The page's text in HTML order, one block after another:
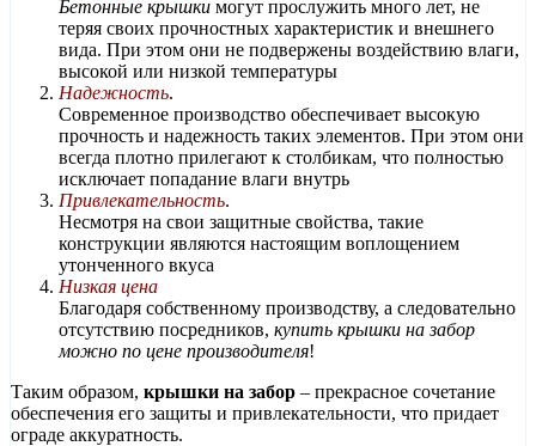
Бетонные крышки могут прослужить много лет, не
теряя своих прочностных характеристик и внешнего
вида. При этом они не подвержены воздействию влаги,
высокой или низкой температуры
Надежность.
Современное производство обеспечивает высокую
прочность и надежность таких элементов. При этом они
всегда плотно прилегают к столбикам, что полностью
исключает попадание влаги внутрь
Привлекательность.
Несмотря на свои защитные свойства, такие
конструкции являются настоящим воплощением
утонченного вкуса
Низкая цена
Благодаря собственному производству, а следовательно
отсутствию посредников, купить крышки на забор
можно по цене производителя!
Таким образом, крышки на забор – прекрасное сочетание
обеспечения его защиты и привлекательности, что придает
ограде аккуратность.